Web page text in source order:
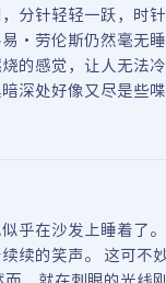
分针轻轻一跃，时
·劳伦斯仍然毫无
的感觉，让人无法
深处好像又尽是些
窸窸窣窣的交谈声。
乎在沙发上睡着了
续的笑声。 这可不